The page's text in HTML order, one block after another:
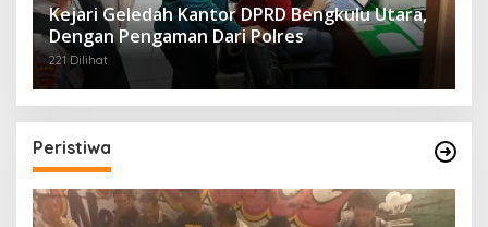
Kejari Geledah Kantor DPRD Bengkulu Utara,
Dengan Pengaman Dari Polres
221 Dilihat
Peristiwa